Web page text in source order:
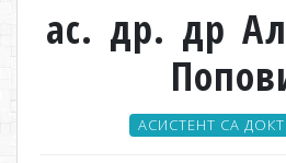
ас. др. др
АСИСТЕНТ СА